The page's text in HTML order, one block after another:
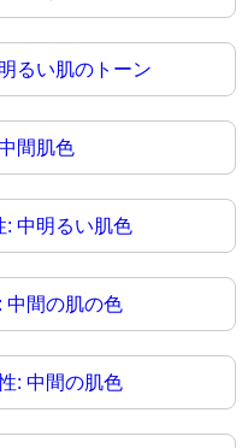
るい肌のトーン
間肌色
: 中明るい肌色
中間の肌の色
: 中間の肌色